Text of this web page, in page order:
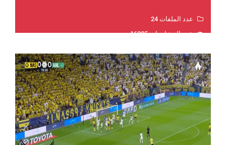
عدد الملفات 24
عدد المشاهدات 16085